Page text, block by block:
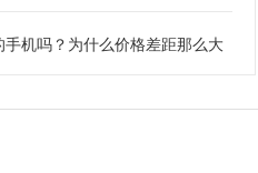
机吗？为什么价格差距那么大